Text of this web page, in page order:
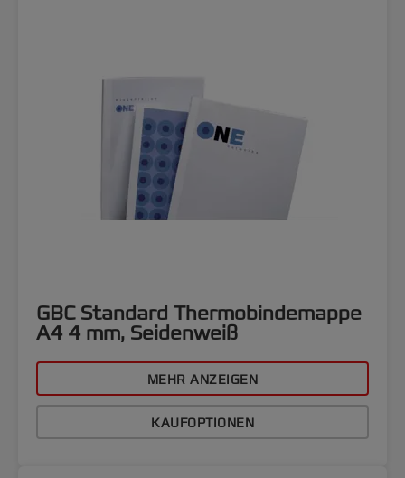
GBC Standard Thermobindemappe
A4 4 mm, Seidenweiß
MEHR ANZEIGEN
KAUFOPTIONEN